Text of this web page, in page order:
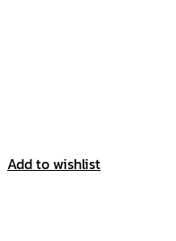
Add to wishlist